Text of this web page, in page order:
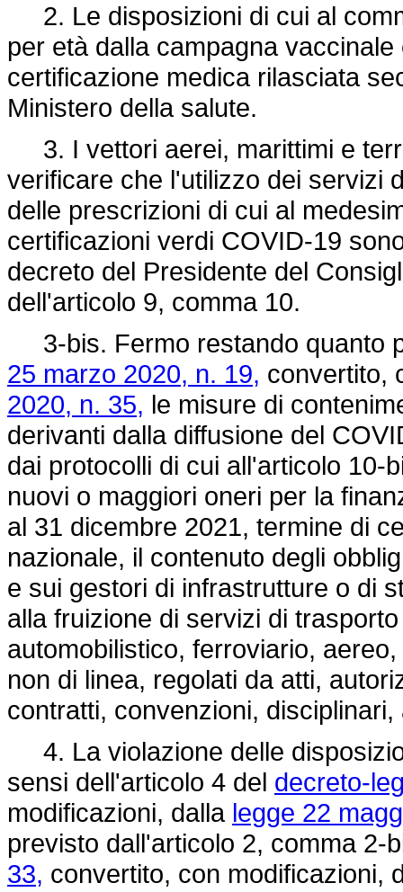
2. Le disposizioni di cui al
per età dalla campagna
certificazione medica rilasciata
Ministero della salute.
3. I vettori aerei, marittimi e
verificare che l'utilizzo dei servizi
delle prescrizioni di cui al
certificazioni verdi COVID-19
decreto del Presidente del
dell'articolo 9, comma 10.
3-bis. Fermo restando quanto
25 marzo 2020, n. 19, convertito,
2020, n. 35, le misure di
derivanti dalla diffusione del
dai protocolli di cui all'articolo 10-
nuovi o maggiori oneri per la
al 31 dicembre 2021, termine di
nazionale, il contenuto degli
e sui gestori di infrastrutture o di
alla fruizione di servizi di
automobilistico, ferroviario,
non di linea, regolati da atti,
contratti, convenzioni,
4. La violazione delle
sensi dell'articolo 4 del decreto-
modificazioni, dalla legge 22
previsto dall'articolo 2, comma 2-
33, convertito, con modificazioni,